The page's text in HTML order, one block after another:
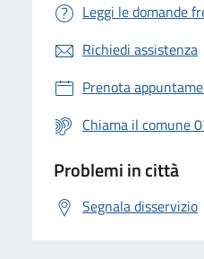
Leggi le domande
Richiedi assistenza
Prenota
Chiama il comune
Problemi in città
Segnala disservizio